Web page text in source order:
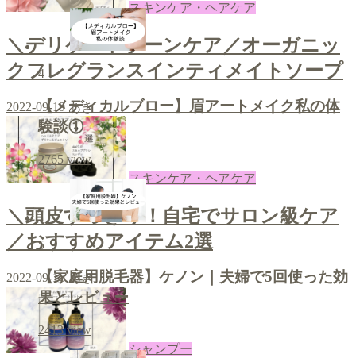
スキンケア・ヘアケア
＼デリケートゾーンケア／オーガニッ
クフレグランスインティメイトソープ
2022-09-19 あき
スキンケア・ヘアケア
＼頭皮すっきり！自宅でサロン級ケア
／おすすめアイテム2選
2022-09-16 あき
シャンプー
4
【メディカルブロー】眉アートメイク私の体
験談①
2765view
5
【家庭用脱毛器】ケノン｜夫婦で5回使った効
果とレビュー
2413view